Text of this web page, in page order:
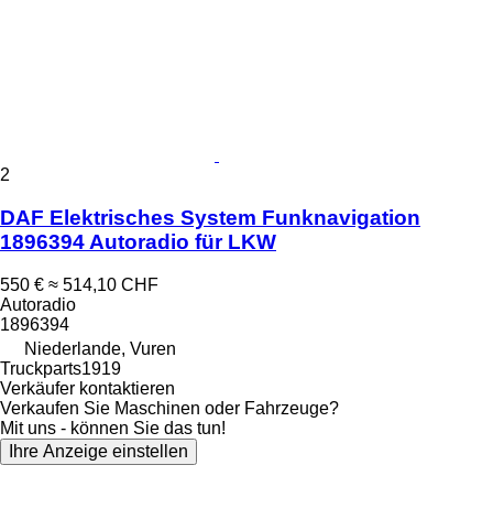
2
DAF Elektrisches System Funknavigation
1896394 Autoradio für LKW
550 € ≈ 514,10 CHF
Autoradio
1896394
Niederlande, Vuren
Truckparts1919
Verkäufer kontaktieren
Verkaufen Sie Maschinen oder Fahrzeuge?
Mit uns - können Sie das tun!
Ihre Anzeige einstellen